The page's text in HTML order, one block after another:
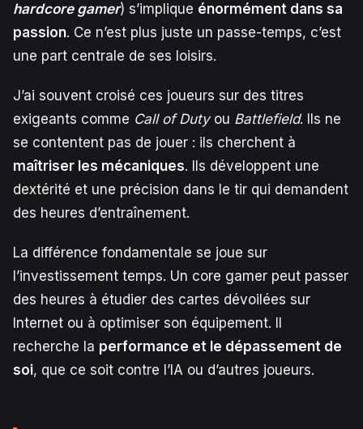
hardcore gamer) s’implique énormément dans sa
passion. Ce n’est plus juste un passe-temps, c’est
une part centrale de ses loisirs.
J’ai souvent croisé ces joueurs sur des titres
exigeants comme Call of Dutyou Battlefield. Ils ne
se contentent pas de jouer : ils cherchent à
maîtriser les mécaniques. Ils développent une
dextérité et une précision dans le tir qui demandent
des heures d’entraînement.
La différence fondamentale se joue sur
l’investissement temps. Un core gamer peut passer
des heures à étudier des cartes dévoilées sur
Internet ou à optimiser son équipement. Il
recherche la performance et le dépassement de
soi, que ce soit contre l’IA ou d’autres joueurs.